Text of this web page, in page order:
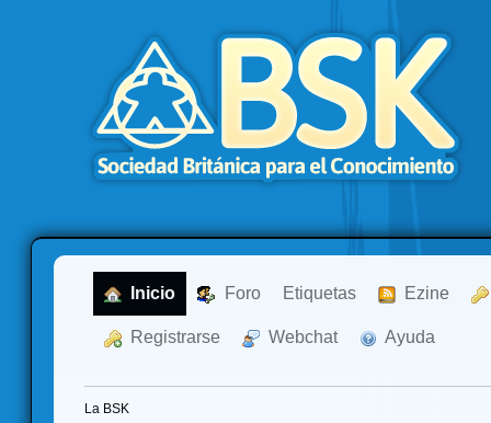
Inicio Foro Etiquetas Ezine
Registrarse Webchat Ayuda
La BSK